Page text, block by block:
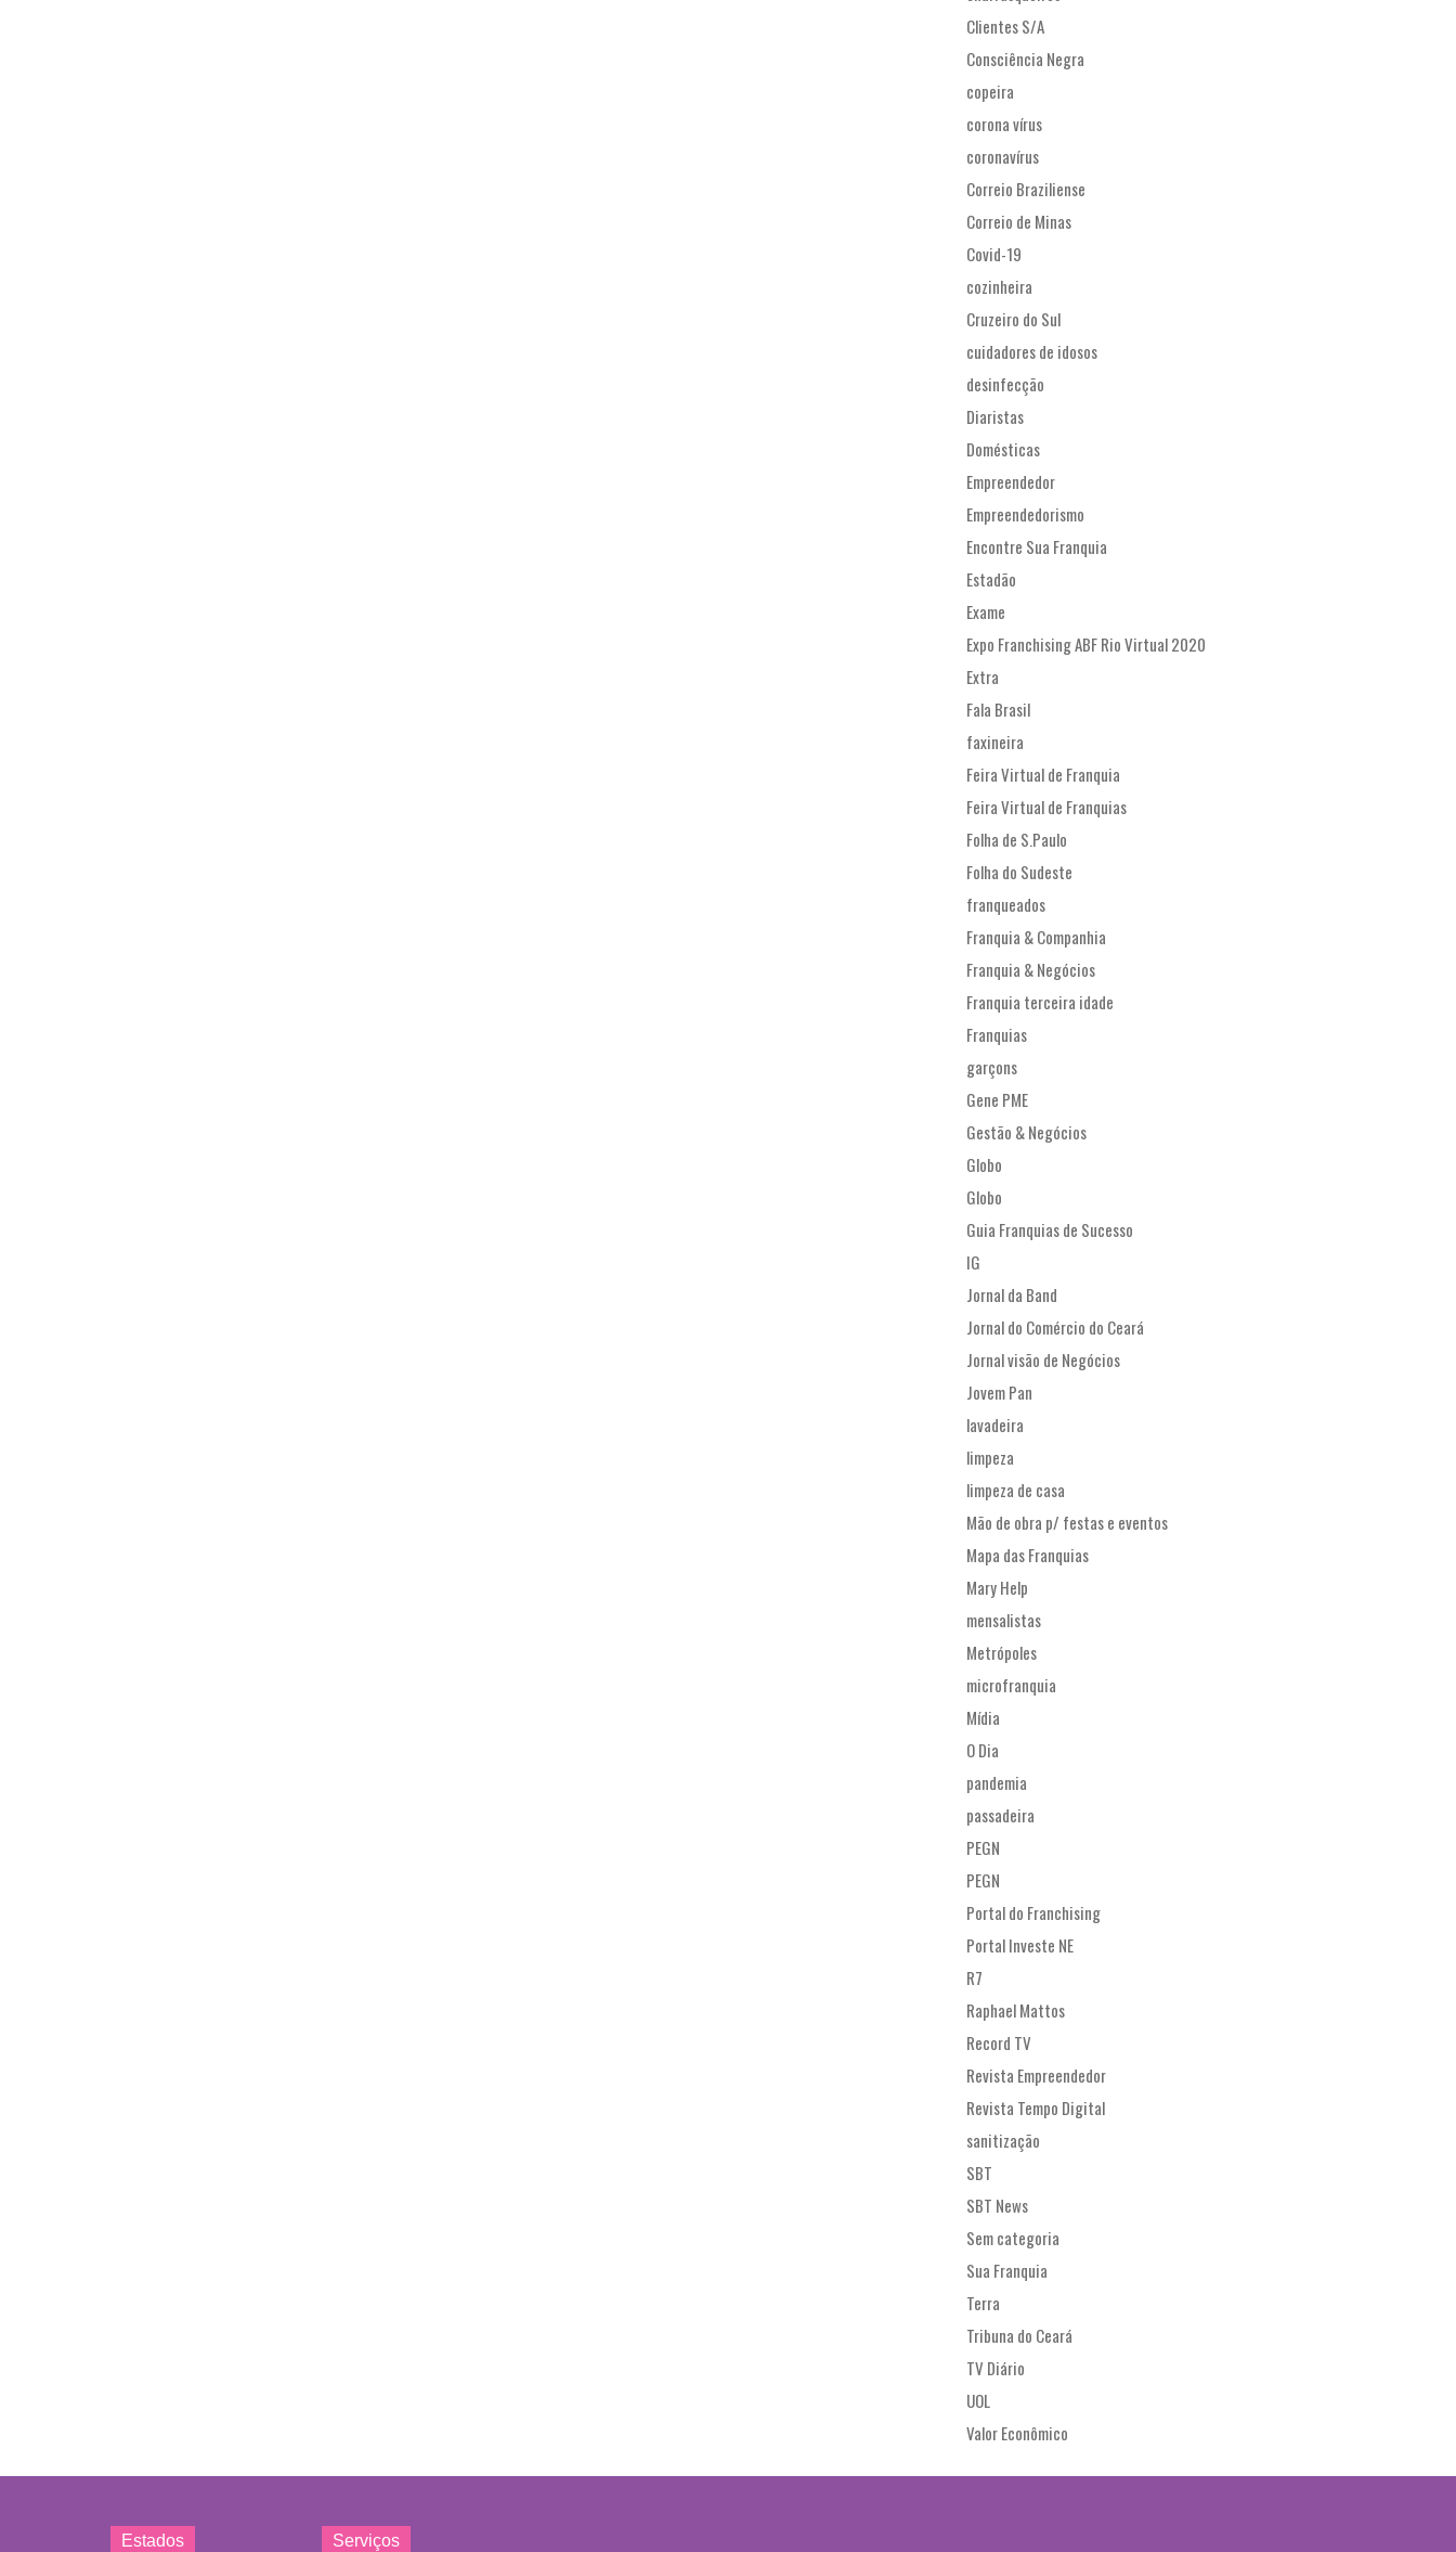
Clientes S/A
Consciência Negra
copeira
corona vírus
coronavírus
Correio Braziliense
Correio de Minas
Covid-19
cozinheira
Cruzeiro do Sul
cuidadores de idosos
desinfecção
Diaristas
Domésticas
Empreendedor
Empreendedorismo
Encontre Sua Franquia
Estadão
Exame
Expo Franchising ABF Rio Virtual 2020
Extra
Fala Brasil
faxineira
Feira Virtual de Franquia
Feira Virtual de Franquias
Folha de S.Paulo
Folha do Sudeste
franqueados
Franquia & Companhia
Franquia & Negócios
Franquia terceira idade
Franquias
garçons
Gene PME
Gestão & Negócios
Globo
Globo
Guia Franquias de Sucesso
IG
Jornal da Band
Jornal do Comércio do Ceará
Jornal visão de Negócios
Jovem Pan
lavadeira
limpeza
limpeza de casa
Mão de obra p/ festas e eventos
Mapa das Franquias
Mary Help
mensalistas
Metrópoles
microfranquia
Mídia
O Dia
pandemia
passadeira
PEGN
PEGN
Portal do Franchising
Portal Investe NE
R7
Raphael Mattos
Record TV
Revista Empreendedor
Revista Tempo Digital
sanitização
SBT
SBT News
Sem categoria
Sua Franquia
Terra
Tribuna do Ceará
TV Diário
UOL
Valor Econômico
Estados Serviços